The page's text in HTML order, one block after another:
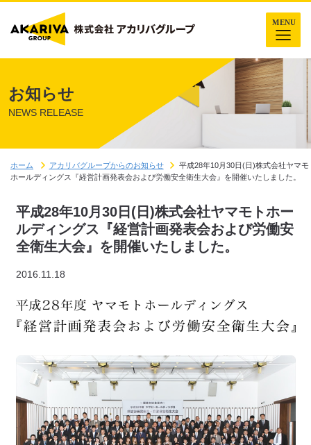
お知らせ
NEWS RELEASE
ホーム アカリバグループからのお知らせ
平成28年10月30日(日)株式会社ヤマモ
ホールディングス『経営計画発表会および労働安全衛生大会』を開催いたしました。
平成28年10月30日(日)株式会社ヤマモトホー
ルディングス『経営計画発表会および労働安
全衛生大会』を開催いたしました。
2016.11.18